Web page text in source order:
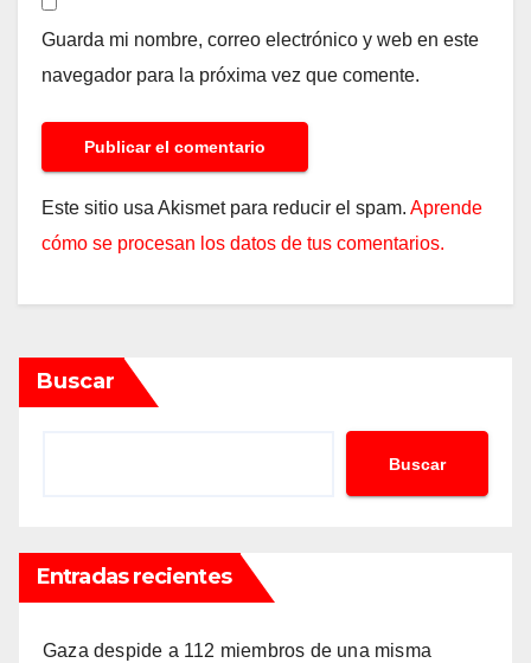
Guarda mi nombre, correo electrónico y web en este
navegador para la próxima vez que comente.
Este sitio usa Akismet para reducir el spam. Aprende
cómo se procesan los datos de tus comentarios.
Buscar
Buscar
Entradas recientes
Gaza despide a 112 miembros de una misma